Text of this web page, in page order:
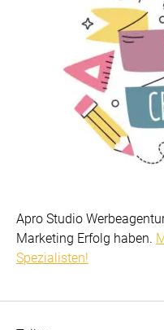
Apro Studio
Marketing Erfolg haben.
Spezialisten!